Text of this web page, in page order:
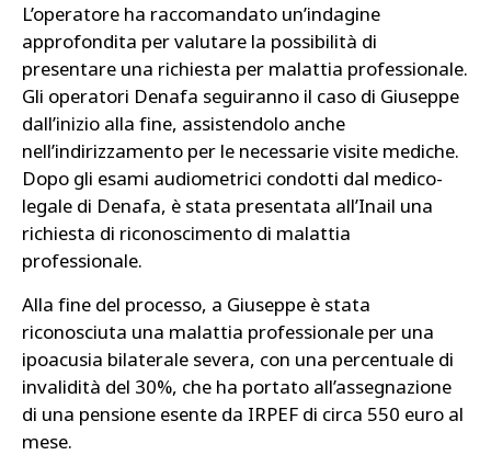
L’operatore ha raccomandato un’indagine
approfondita per valutare la possibilità di
presentare una richiesta per malattia professionale.
Gli operatori Denafa seguiranno il caso di Giuseppe
dall’inizio alla fine, assistendolo anche
nell’indirizzamento per le necessarie visite mediche.
Dopo gli esami audiometrici condotti dal medico-
legale di Denafa, è stata presentata all’Inail una
richiesta di riconoscimento di malattia
professionale.
Alla fine del processo, a Giuseppe è stata
riconosciuta una malattia professionale per una
ipoacusia bilaterale severa, con una percentuale di
invalidità del 30%, che ha portato all’assegnazione
di una pensione esente da IRPEF di circa 550 euro al
mese.